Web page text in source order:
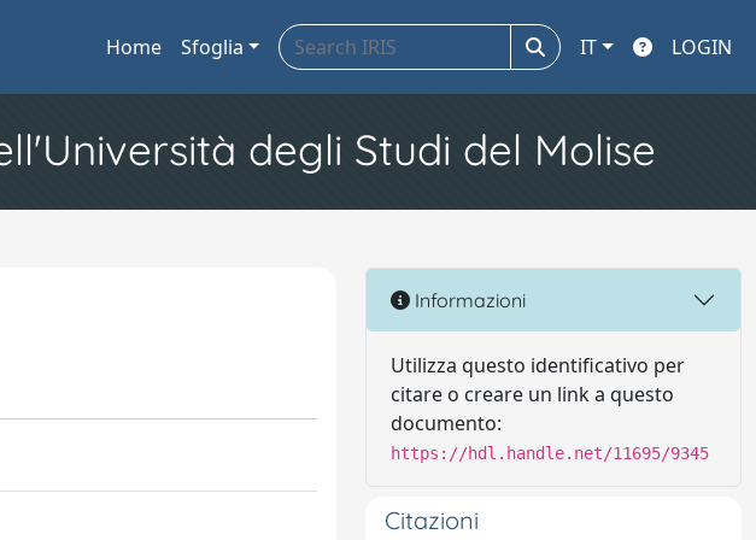
Home Sfoglia IT LOGIN
degli Studi del Molise
Informazioni
Utilizza questo identificativo per
citare o creare un link a questo
documento:
https://hdl.handle.net/11695/9345
Citazioni